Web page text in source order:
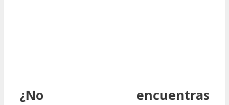
¿No encuentras